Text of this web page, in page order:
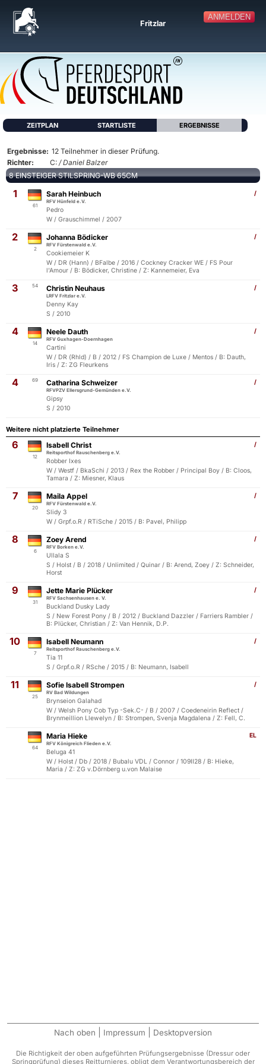
ANMELDEN
Fritzlar
ZEITPLAN STARTLISTE ERGEBNISSE
Ergebnisse: 12 Teilnehmer in dieser Prüfung.
Richter:
C: / Daniel Balzer
8 EINSTEIGER STILSPRING-WB 65CM
1
61
/
Sarah Heinbuch
RFV Hünfeld e.V.
Pedro
W / Grauschimmel / 2007
2
2
/
Johanna Bödicker
RFV Fürstenwald e.V.
Cookiemeier K
W / DR (Hann) / BFalbe / 2016 / Cockney Cracker WE / FS Pour
l'Amour / B: Bödicker, Christine / Z: Kannemeier, Eva
3 54 /
Christin Neuhaus
LRFV Fritzlar e.V.
Denny Kay
S / 2010
4
14
/
Neele Dauth
RFV Guxhagen-Doernhagen
Cartini
W / DR (Rhld) / B / 2012 / FS Champion de Luxe / Mentos / B: Dauth,
Iris / Z: ZG Fleurkens
4 69 /
Catharina Schweizer
RFVPZV Ellersgrund-Gemünden e.V.
Gipsy
S / 2010
Weitere nicht platzierte Teilnehmer
6
12
/
Isabell Christ
Reitsporthof Rauschenberg e.V.
Robber Ixes
W / Westf / BkaSchi / 2013 / Rex the Robber / Principal Boy / B: Cloos,
Tamara / Z: Miesner, Klaus
7
20
/
Maila Appel
RFV Fürstenwald e.V.
Slidy 3
W / Grpf.o.R / RTiSche / 2015 / B: Pavel, Philipp
8
6
/
Zoey Arend
RFV Borken e.V.
Ullala S
S / Holst / B / 2018 / Unlimited / Quinar / B: Arend, Zoey / Z: Schneider,
Horst
9
31
/
Jette Marie Plücker
RFV Sachsenhausen e. V.
Buckland Dusky Lady
S / New Forest Pony / B / 2012 / Buckland Dazzler / Farriers Rambler /
B: Plücker, Christian / Z: Van Hennik, D.P.
10
7
/
Isabell Neumann
Reitsporthof Rauschenberg e.V.
Tia 11
S / Grpf.o.R / RSche / 2015 / B: Neumann, Isabell
11
25
/
Sofie Isabell Strompen
RV Bad Wildungen
Brynseion Galahad
W / Welsh Pony Cob Typ -Sek.C- / B / 2007 / Coedeneirin Reflect /
Brynmeillion Llewelyn / B: Strompen, Svenja Magdalena / Z: Fell, C.
64
EL
Maria Hieke
RFV Königreich Flieden e.V.
Beluga 41
W / Holst / Db / 2018 / Bubalu VDL / Connor / 109II28 / B: Hieke,
Maria / Z: ZG v.Dörnberg u.von Malaise
Nach oben Impressum Desktopversion
Die Richtigkeit der oben aufgeführten Prüfungsergebnisse (Dressur oder
Springprüfung) dieses Reitturnieres, obligt dem Verantwortungsbereich der